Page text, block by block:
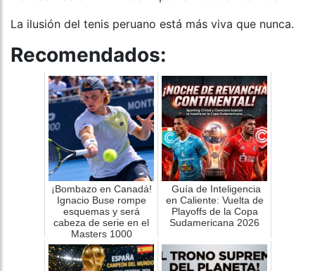
La ilusión del tenis peruano está más viva que nunca.
Recomendados:
¡Bombazo en Canadá!
Ignacio Buse rompe
esquemas y será
cabeza de serie en el
Masters 1000
Guía de Inteligencia
en Caliente: Vuelta de
Playoffs de la Copa
Sudamericana 2026